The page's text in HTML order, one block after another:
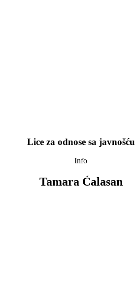
Lice za odnose sa javnošću
Info
Tamara Ćalasan